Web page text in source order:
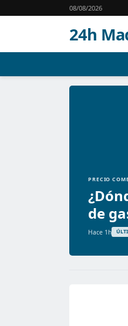
08/08/2026
24h
PRECIO
de
Hace 1h